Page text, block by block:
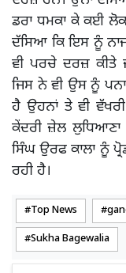
ਡਰਾ ਧਮਕਾ ਕੇ ਕਈ
ਦੱਸਿਆ ਕਿ ਇਸ ਨੂੰ
ਵੀ ਪਰਚੇ ਦਰਜ਼ ਕੀਤੇ
ਜਿਸ ਨੇ ਵੀ ਉਸ ਨੂੰ
ਹੈ ਉਹਨਾਂ ਤੇ ਵੀ
ਕੇਂਦਰੀ ਜ਼ੇਲ ਲੁਧਿਆਣਾ
ਸਿੰਘ ਉਰਫ ਕਾਲਾ ਨੂੰ
ਰਹੀ ਹੈ।
Top News
Sukha Bagewalia